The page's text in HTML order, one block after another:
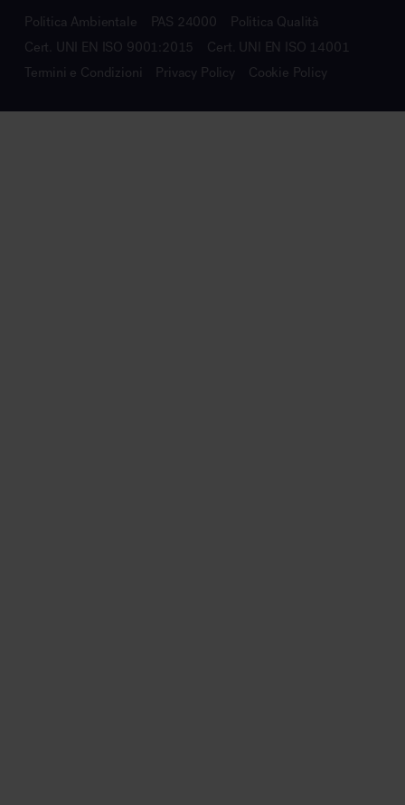
Politica Ambientale PAS 24000
Politica Qualità
Cert. UNI EN ISO 9001:2015
Cert. UNI EN ISO 14001
Termini e Condizioni
Privacy Policy Cookie Policy